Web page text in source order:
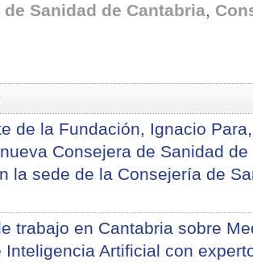
Sanidad de Cantabria,
de la Fundación, Ignacio
Consejera de Sanidad
la sede de la Consejería de
trabajo en Cantabria sobre
Inteligencia Artificial con